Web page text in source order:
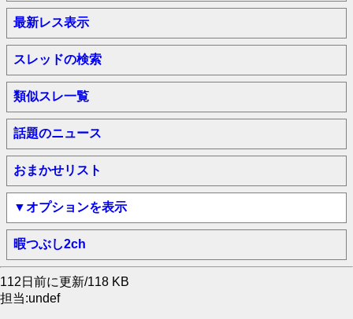
最新レス表示
スレッドの検索
類似スレ一覧
話題のニュース
おまかせリスト
▼オプションを表示
暇つぶし2ch
112日前に更新/118 KB
担当:undef